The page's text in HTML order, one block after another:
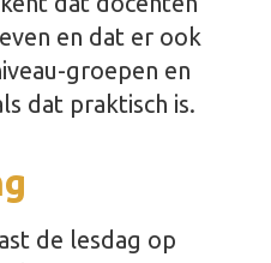
en dat er ook
groepen en
dat praktisch is.
de lesdag op